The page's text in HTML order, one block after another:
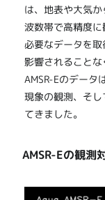
は、地表や大気
波数帯で高精度
必要なデータを
影響されることな
AMSR-Eのデータ
現象の観測、そ
てきました。
AMSR-Eの観測